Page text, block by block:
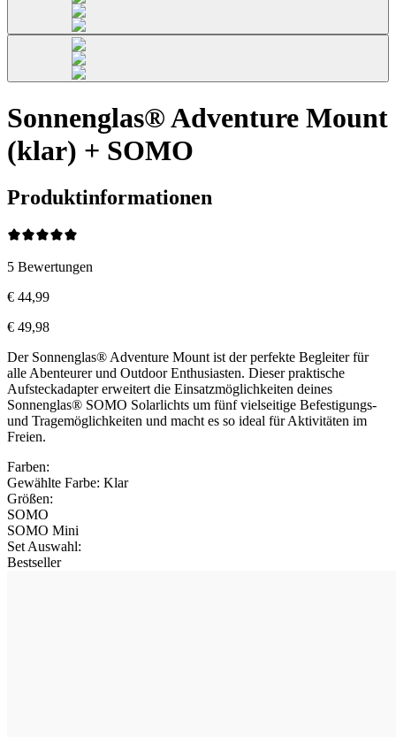
Sonnenglas® Adventure Mount
(klar) + SOMO
Produktinformationen
5 Bewertungen
€ 44,99
€ 49,98
Der Sonnenglas® Adventure Mount ist der perfekte Begleiter für
alle Abenteurer und Outdoor Enthusiasten. Dieser praktische
Aufsteckadapter erweitert die Einsatzmöglichkeiten deines
Sonnenglas® SOMO Solarlichts um fünf vielseitige Befestigungs-
und Tragemöglichkeiten und macht es so ideal für Aktivitäten im
Freien.
Farben:
Gewählte Farbe: Klar
Größen:
SOMO
SOMO Mini
Set Auswahl:
Bestseller